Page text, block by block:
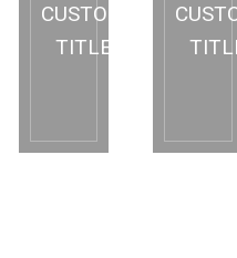
CUSTOM
TITLE